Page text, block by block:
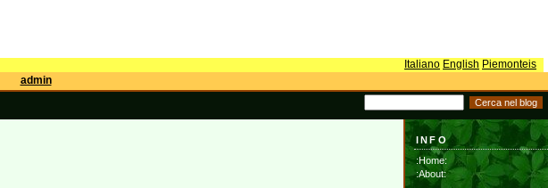
Italiano English Piemonteis
admin
INFO
:Home:
:About: